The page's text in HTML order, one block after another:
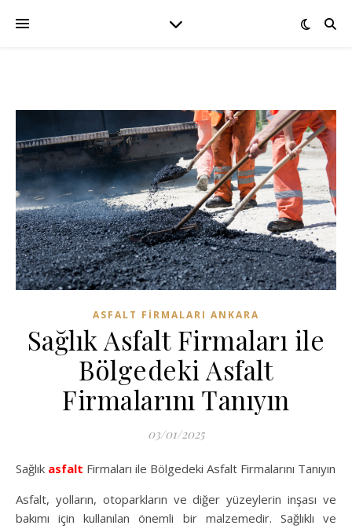
ASFALT FIRMALARI ANKARA
Sağlık Asfalt Firmaları ile
Bölgedeki Asfalt
Firmalarını Tanıyın
03/01/2025
Sağlık asfalt Firmaları ile Bölgedeki Asfalt Firmalarını Tanıyın
Asfalt, yolların, otoparkların ve diğer yüzeylerin inşası ve
bakımı için kullanılan önemli bir malzemedir. Sağlıklı ve